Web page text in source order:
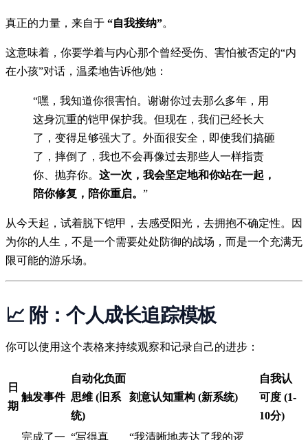
真正的力量，来自于 “自我接纳”。
这意味着，你要学着与内心那个曾经受伤、害怕被否定的“内
在小孩”对话，温柔地告诉他/她：
“嘿，我知道你很害怕。谢谢你过去那么多年，用
这身沉重的铠甲保护我。但现在，我们已经长大
了，变得足够强大了。外面很安全，即使我们搞砸
了，摔倒了，我也不会再像过去那些人一样指责
你、抛弃你。 这一次，我会坚定地和你站在一起，
陪你修复，陪你重启。 ”
从今天起，试着脱下铠甲，去感受阳光，去拥抱不确定性。因
为你的人生，不是一个需要处处防御的战场，而是一个充满无
限可能的游乐场。
📈 附：个人成长追踪模板
你可以使用这个表格来持续观察和记录自己的进步：
日
期
触发事件
自动化负面
思维 (旧系
统)
刻意认知重构 (新系统)
自我认
可度 (1-
10分)
完成了一 “写得真 “我清晰地表达了我的逻